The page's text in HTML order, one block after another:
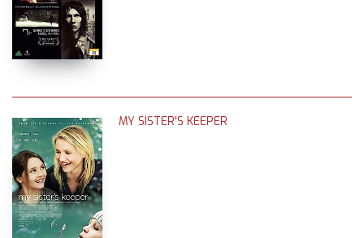
MY SISTER'S KEEPER